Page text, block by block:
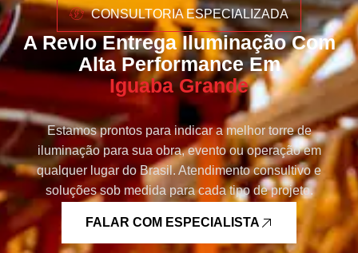
CONSULTORIA ESPECIALIZADA
A Revlo Entrega Iluminação Com
Alta Performance Em
Iguaba Grande
Estamos prontos para indicar a melhor torre de
iluminação para sua obra, evento ou operação em
qualquer lugar do Brasil. Atendimento consultivo e
soluções sob medida para cada tipo de projeto.
FALAR COM ESPECIALISTA